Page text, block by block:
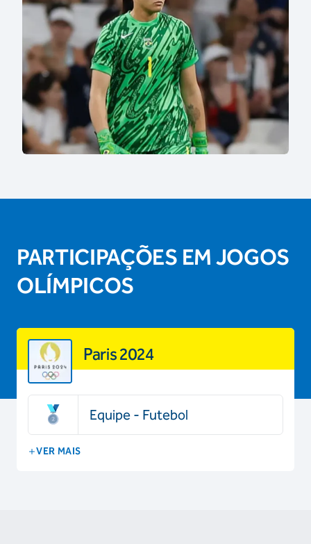
PARTICIPAÇÕES EM JOGOS
OLÍMPICOS
Paris 2024
Equipe - Futebol
VER MAIS